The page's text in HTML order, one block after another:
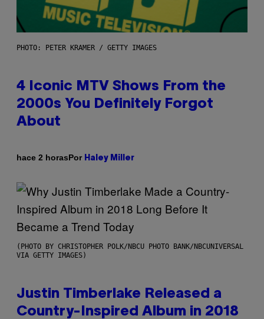
PHOTO: PETER KRAMER / GETTY IMAGES
4 Iconic MTV Shows From the
2000s You Definitely Forgot
About
hace 2 horasPor Haley Miller
(PHOTO BY CHRISTOPHER POLK/NBCU PHOTO BANK/NBCUNIVERSAL
VIA GETTY IMAGES)
Justin Timberlake Released a
Country-Inspired Album in 2018